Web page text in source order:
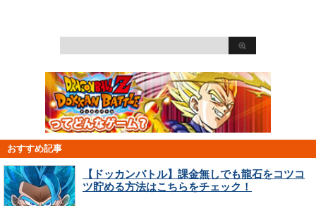
おすすめ記事
【ドッカンバトル】課金無しでも龍石をコツコ
ツ貯める方法はこちらをチェック！